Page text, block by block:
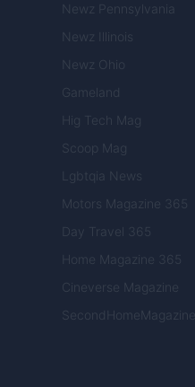
Newz Pennsylvania
Newz Illinois
Newz Ohio
Gameland
Hig Tech Mag
Scoop Mag
Lgbtqia News
Motors Magazine 365
Day Travel 365
Home Magazine 365
Cineverse Magazine
SecondHomeMagazine